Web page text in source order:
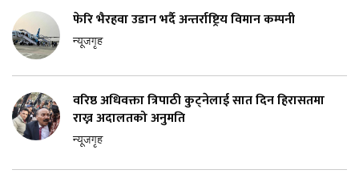
फेरि भैरहवा उडान भर्दै अन्तर्राष्ट्रिय विमान कम्पनी
न्यूजगृह
वरिष्ठ अधिवक्ता त्रिपाठी कुट्नेलाई सात दिन हिरासतमा
राख्न अदालतको अनुमति
न्यूजगृह